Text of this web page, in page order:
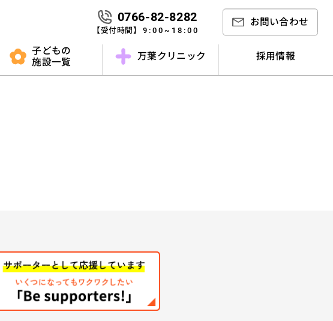
0766-82-8282
【受付時間】 9:00~18:00
お問い合わせ
子どもの
施設一覧
万葉クリニック 採用情報